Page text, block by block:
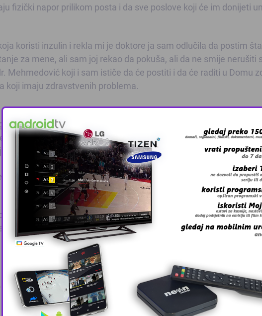
fizički napor prilikom posta i da sve poslove koji će im donijeti
koristi inzulin i rekla mi je doktore ja sam odlučila da postim
za mene, ali sam joj rekao da pokuša, ali da ne smije nerušiti
Mehmedović koji i sam ističe da će postiti i da će raditi u Domu
koji imaju zdravstvenih problema.
Mehmedović je kazao da postači ne bi smjeli da se
hranu koja je energetski jaka i koja će pomoći da se izdrži do
iftara on ističe da u prvim danima postači trebaju jesti manje, ali
nešto lagano za organizam.
i prilika da se ljudi očiste kako tjelesno tako i duševno, jer će
šećer i drugo.
onoga što su radili u ramazanu sigurno bi dosta duže
govori nam ovaj ljekar.
prijaviti grešku u tekstu?